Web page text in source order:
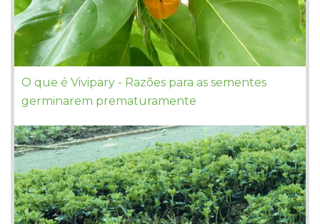
O que é Vivipary - Razões para as sementes
germinarem prematuramente